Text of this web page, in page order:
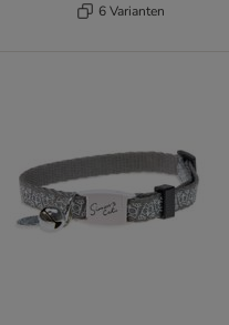
6 Varianten